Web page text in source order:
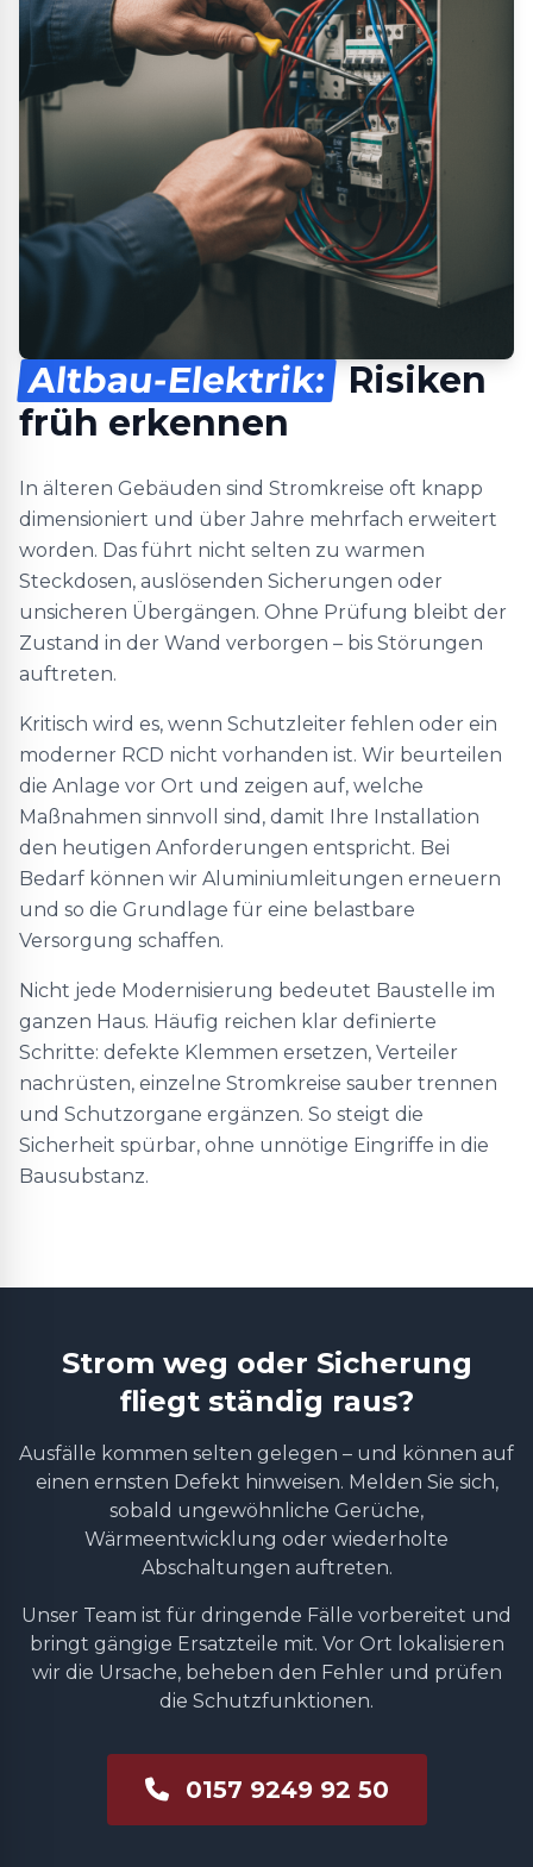
Altbau-Elektrik: Risiken
früh erkennen
In älteren Gebäuden sind Stromkreise oft knapp
dimensioniert und über Jahre mehrfach erweitert
worden. Das führt nicht selten zu warmen
Steckdosen, auslösenden Sicherungen oder
unsicheren Übergängen. Ohne Prüfung bleibt der
Zustand in der Wand verborgen – bis Störungen
auftreten.
Kritisch wird es, wenn Schutzleiter fehlen oder ein
moderner RCD nicht vorhanden ist. Wir beurteilen
die Anlage vor Ort und zeigen auf, welche
Maßnahmen sinnvoll sind, damit Ihre Installation
den heutigen Anforderungen entspricht. Bei
Bedarf können wir Aluminiumleitungen erneuern
und so die Grundlage für eine belastbare
Versorgung schaffen.
Nicht jede Modernisierung bedeutet Baustelle im
ganzen Haus. Häufig reichen klar definierte
Schritte: defekte Klemmen ersetzen, Verteiler
nachrüsten, einzelne Stromkreise sauber trennen
und Schutzorgane ergänzen. So steigt die
Sicherheit spürbar, ohne unnötige Eingriffe in die
Bausubstanz.
Strom weg oder Sicherung
fliegt ständig raus?
Ausfälle kommen selten gelegen – und können auf
einen ernsten Defekt hinweisen. Melden Sie sich,
sobald ungewöhnliche Gerüche,
Wärmeentwicklung oder wiederholte
Abschaltungen auftreten.
Unser Team ist für dringende Fälle vorbereitet und
bringt gängige Ersatzteile mit. Vor Ort lokalisieren
wir die Ursache, beheben den Fehler und prüfen
die Schutzfunktionen.
0157 9249 92 50